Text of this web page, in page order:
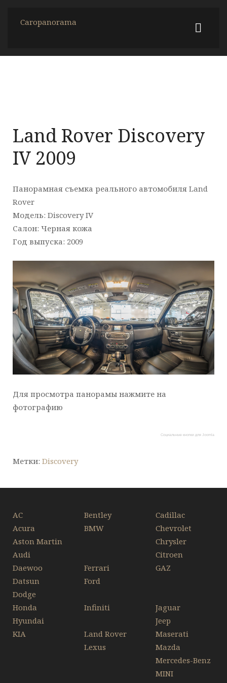
Caropanorama
Land Rover Discovery
IV 2009
Панорамная съемка реального автомобиля Land
Rover
Модель: Discovery IV
Салон: Черная кожа
Год выпуска: 2009
Для просмотра панорамы нажмите на
фотографию
Социальные кнопки для Joomla
Метки: Discovery
AC
Acura
Aston Martin
Audi
Bentley
BMW
Cadillac
Chevrolet
Chrysler
Citroen
Daewoo
Datsun
Dodge
Ferrari
Ford
GAZ
Honda
Hyundai
Infiniti
Jaguar
Jeep
KIA
Land Rover
Lexus
Maserati
Mazda
Mercedes-Benz
MINI